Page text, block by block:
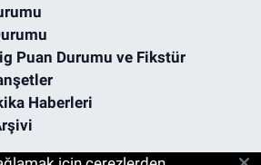
Puan Durumu ve Fikstür
Haberleri